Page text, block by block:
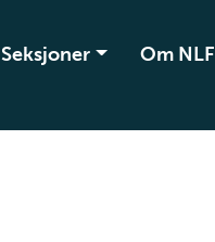
Seksjoner Om NLF